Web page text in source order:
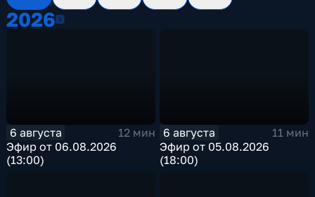
20262026
6 августа
12 мин
Эфир от 06.08.2026
(13:00)
6 августа
11 мин
Эфир от 05.08.2026
(18:00)